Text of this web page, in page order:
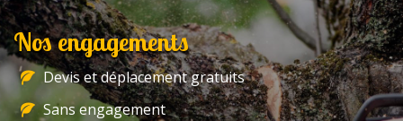
Nos engagements
Devis et déplacement gratuits
Sans engagement